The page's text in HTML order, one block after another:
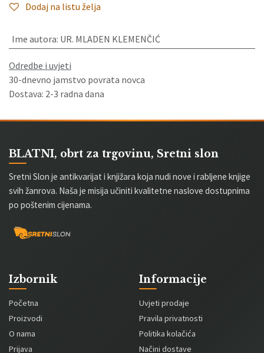
Dodaj na listu želja
Ime autora: UR. MLADEN KLEMENČIĆ
Odredbe i uvjeti
30-dnevno jamstvo povrata novca
Dostava: 2-3 radna dana
BLATNI, obrt za trgovinu, Sretni slon
Sretni Slon je antikvarijat i knjižara koja nudi nove i rabljene knjige
svih žanrova. Naša je misija učiniti kvalitetne naslove dostupnima
po poštenim cijenama.
Izbornik
Početna
Proizvodi
O nama
Prijava
Informacije
Uvjeti prodaje
Pravila privatnosti
Politika kolačića
Načini dostave